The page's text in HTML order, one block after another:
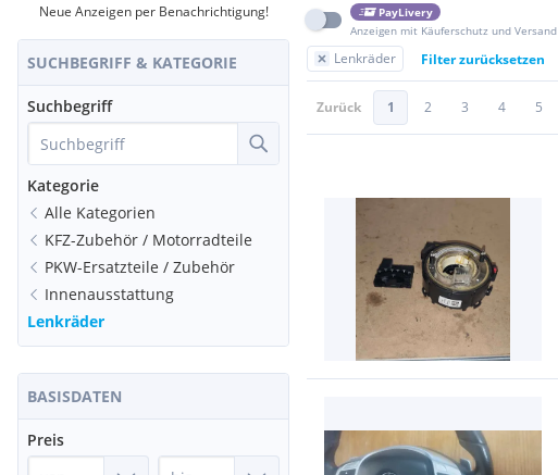
Neue Anzeigen per Benachrichtigung!
SUCHBEGRIFF & KATEGORIE
Suchbegriff
Kategorie
Alle Kategorien
KFZ-Zubehör / Motorradteile
PKW-Ersatzteile / Zubehör
Innenausstattung
Lenkräder
BASISDATEN
Preis
PayLivery
Anzeigen mit Käuferschutz und Versand
Lenkräder Filter zurücksetzen
Zurück 1 2 3 4 5